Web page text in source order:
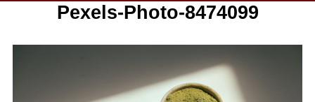
Pexels-Photo-8474099